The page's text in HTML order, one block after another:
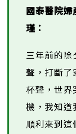
國泰醫院
瑾：
三年前的
聲，打斷了
杯聲，世界
機，我知道
順利來到這